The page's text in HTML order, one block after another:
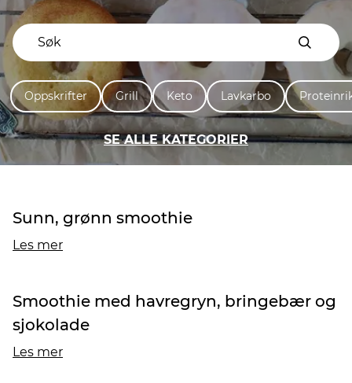
Oppskrifter Grill Keto Lavkarbo
SE ALLE KATEGORIER
Sunn, grønn smoothie
Les mer
Smoothie med havregryn, bringebær og
sjokolade
Les mer